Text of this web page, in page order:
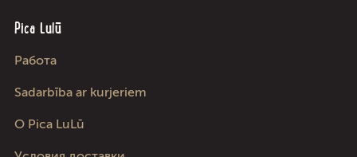
Pica Lulū
Работа
Sadarbība ar kurjeriem
О Pica LuLū